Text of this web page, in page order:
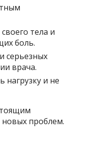
тела и
боль.
серьезных
врача.
нагрузку и не
проблем.